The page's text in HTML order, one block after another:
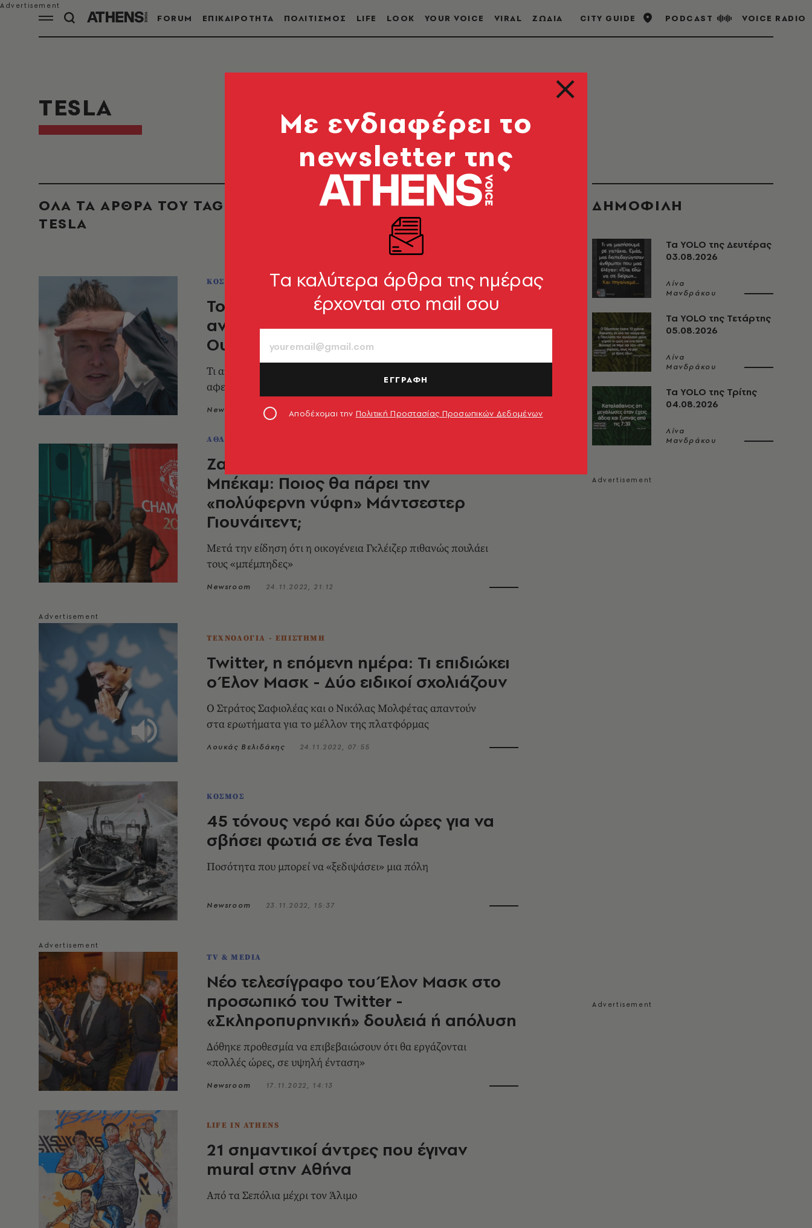
FORUM ΕΠΙΚΑΙΡΟΤΗΤΑ ΠΟΛΙΤΙΣΜΟΣ LIFE LOOK YOUR VOICE VIRAL ΖΩΔΙΑ CITY GUIDE PODCAST VOICE RADIO
TESLA
ΟΛΑ ΤΑ ΑΡΘΡΑ ΤΟΥ TAG
TESLA
ΚΟΣΜΟΣ
Το κομοδίνο του Έλον Μασκ: Όπλα,
αναψυκτικά, πορτρέτο του Τζορτζ
Ουάσινγκτον (εικόνα)
Τι αποκαλύπτει η προβοκατόρικη ανάρτηση του νέου
αφεντικού του Twitter
Newsroom 28.11.2022, 18:54
ΑΘΛΗΤΙΣΜΟΣ
Zara, Apple, Έλον Μασκ και Ντέιβιντ
Μπέκαμ: Ποιος θα πάρει την
«πολύφερνη νύφη» Μάντσεστερ
Γιουνάιτεντ;
Mετά την είδηση ότι η οικογένεια Γκλέιζερ πιθανώς πουλάει
τους «μπέμπηδες»
Newsroom 24.11.2022, 21:12
ΤΕΧΝΟΛΟΓΙΑ - ΕΠΙΣΤΗΜΗ
Twitter, η επόμενη ημέρα: Τι επιδιώκει
ο Έλον Μασκ - Δύο ειδικοί σχολιάζουν
Ο Στράτος Σαφιολέας και ο Νικόλας Μολφέτας απαντούν
στα ερωτήματα για το μέλλον της πλατφόρμας
Λουκάς Βελιδάκης 24.11.2022, 07:55
ΚΟΣΜΟΣ
45 τόνους νερό και δύο ώρες για να
σβήσει φωτιά σε ένα Tesla
Ποσότητα που μπορεί να «ξεδιψάσει» μια πόλη
Newsroom 23.11.2022, 15:37
TV & MEDIA
Νέο τελεσίγραφο του Έλον Μασκ στο
προσωπικό του Twitter -
«Σκληροπυρηνική» δουλειά ή απόλυση
Δόθηκε προθεσμία να επιβεβαιώσουν ότι θα εργάζονται
«πολλές ώρες, σε υψηλή ένταση»
Newsroom 17.11.2022, 14:13
LIFE IN ATHENS
21 σημαντικοί άντρες που έγιναν
mural στην Αθήνα
Από τα Σεπόλια μέχρι τον Άλιμο
ΔΗΜΟΦΙΛΗ
Τα YOLO της Δευτέρας
03.08.2026
Λίνα
Μανδράκου
Τα YOLO της Τετάρτης
05.08.2026
Λίνα
Μανδράκου
Τα YOLO της Τρίτης
04.08.2026
Λίνα
Μανδράκου
Mε ενδιαφέρει το
newsletter της
Tα καλύτερα άρθρα της ημέρας
έρχονται στο mail σου
ΕΓΓΡΑΦΗ
Αποδέχομαι την Πολιτική Προστασίας Προσωπικών Δεδομένων